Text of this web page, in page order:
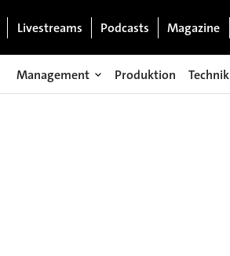
Livestreams Podcasts Magazine
Management Produktion Technik